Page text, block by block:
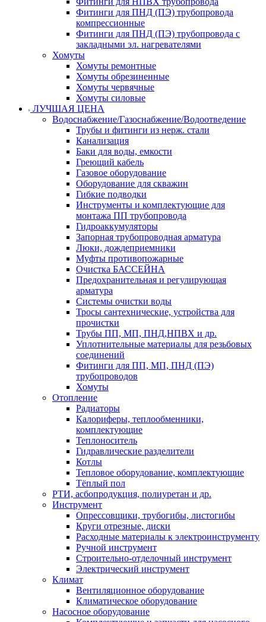
Фитинги для ПНД (ПЭ) трубопровода
компрессионные
Фитинги для ПНД (ПЭ) трубопровода с
закладными эл. нагревателями
Хомуты
Хомуты ремонтные
Хомуты обрезиненные
Хомуты червячные
Хомуты силовые
ЛУЧШАЯ ЦЕНА
Водоснабжение/Газоснабжение/Водоотведение
Трубы и фитинги из нерж. стали
Канализация
Баки для воды, емкости
Греющий кабель
Газовое оборудование
Оборудование для скважин
Гибкие подводки
Инструменты и комплектующие для
монтажа ПП трубопровода
Гидроаккумуляторы
Запорная трубопроводная арматура
Люки, дождеприемники
Муфты противопожарные
Очистка БАССЕЙНА
Предохранительная и регулирующая
арматура
Системы очистки воды
Тросы сантехнические, устройства для
прочистки
Трубы ПП, МП, ПНД,НПВХ и др.
Уплотнительные материалы для резьбовых
соединений
Фитинги для ПП, МП, ПНД (ПЭ)
трубопроводов
Хомуты
Отопление
Радиаторы
Калориферы, теплообменники,
комплектующие
Теплоноситель
Гидравлические разделители
Котлы
Тепловое оборудование, комплектующие
Тёплый пол
РТИ, асбопродукция, полиуретан и др.
Инструмент
Опрессовщики, трубогибы, листогибы
Круги отрезные, диски
Расходные материалы к электроинструменту
Ручной инструмент
Строительно-отделочный инструмент
Электрический инструмент
Климат
Вентиляционное оборудование
Климатическое оборудование
Насосное оборудование